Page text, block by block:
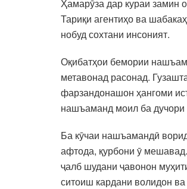
Ҳамарӯза дар кураи замин
Тариқи агентиҳо ва
нобуд сохтани инсоният.
Оқибатҳои бемории
метавонад расонад.
фарзандонашон ҳангоми
нашъаманд моил ба
Ба кӯчаи нашъамандӣ
афтода, қурбони ӯ
ҷалб шудани ҷавонон
ситоиш кардани волидон